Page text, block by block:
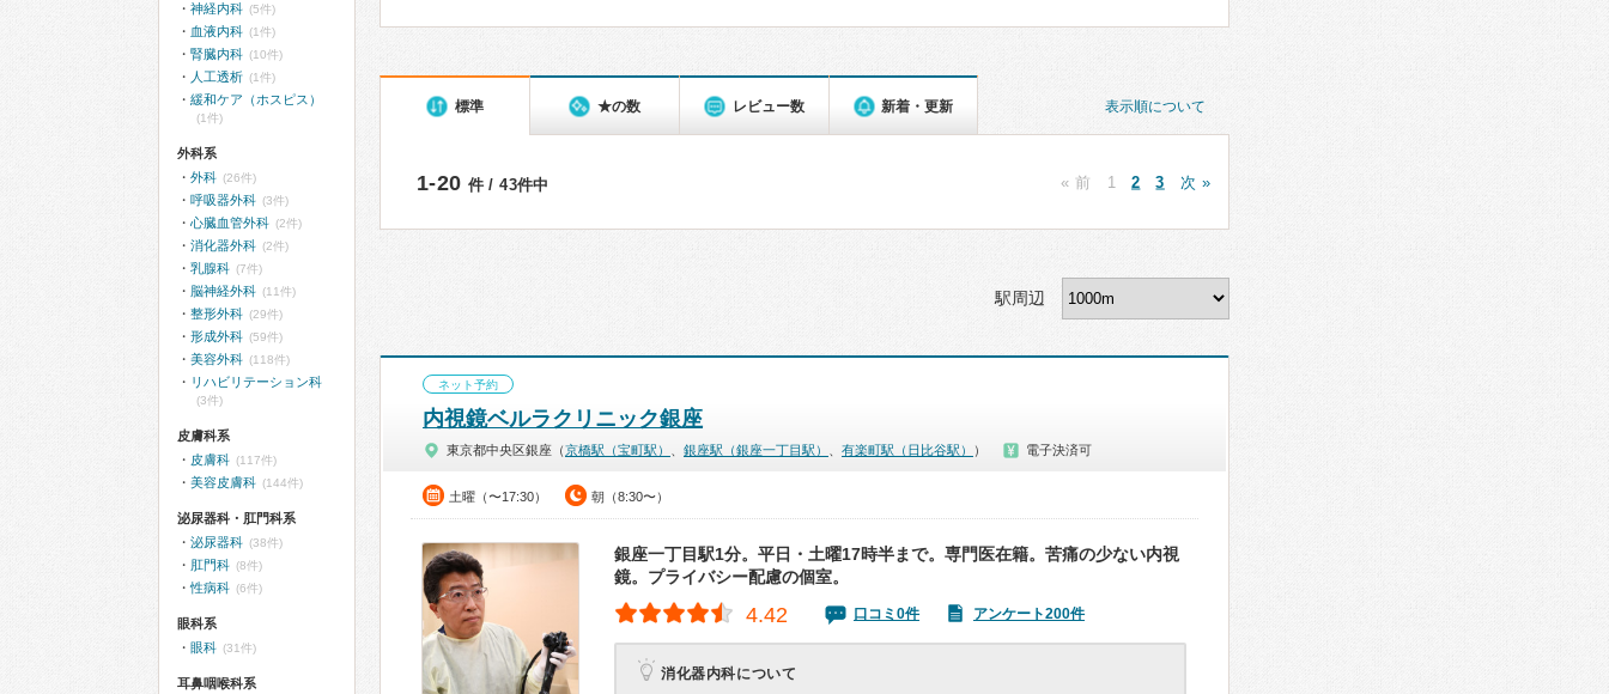
表示順について
標準 ★の数 レビュー数 新着・更新
1-20 件 / 43件中 « 前 1 2 3 次 »
駅周辺
ネット予約
内視鏡ベルラクリニック銀座
東京都中央区銀座（京橋駅（宝町駅） 銀座駅（銀座一丁目駅） 有楽町駅（日比谷駅） ） 電子決済可
土曜（〜17:30） 朝（8:30〜）
銀座一丁目駅1分。平日・土曜17時半まで。専門医在籍。苦痛の少ない内視
鏡。プライバシー配慮の個室。
4.42 口コミ0件 アンケート200件
消化器内科について
神経内科 (5件)
血液内科 (1件)
腎臓内科 (10件)
人工透析 (1件)
緩和ケア（ホスピス）
(1件)
外科系
外科 (26件)
呼吸器外科 (3件)
心臓血管外科 (2件)
消化器外科 (2件)
乳腺科 (7件)
脳神経外科 (11件)
整形外科 (29件)
形成外科 (59件)
美容外科 (118件)
リハビリテーション科
(3件)
皮膚科系
皮膚科 (117件)
美容皮膚科 (144件)
泌尿器科・肛門科系
泌尿器科 (38件)
肛門科 (8件)
性病科 (6件)
眼科系
眼科 (31件)
耳鼻咽喉科系